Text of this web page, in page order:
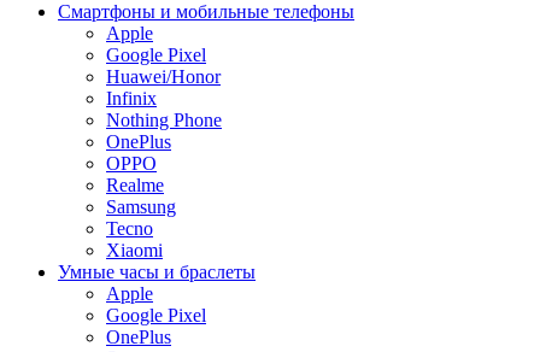
Смартфоны и мобильные телефоны
Apple
Google Pixel
Huawei/Honor
Infinix
Nothing Phone
OnePlus
OPPO
Realme
Samsung
Tecno
Xiaomi
Умные часы и браслеты
Apple
Google Pixel
OnePlus